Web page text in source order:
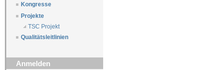
Kongresse
Projekte
TSC Projekt
Qualitätsleitlinien
Anmelden